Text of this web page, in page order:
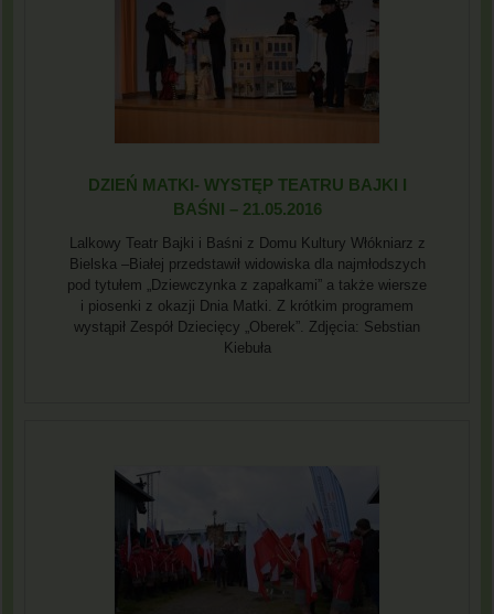
DZIEŃ MATKI- WYSTĘP TEATRU BAJKI I
BAŚNI – 21.05.2016
Lalkowy Teatr Bajki i Baśni z Domu Kultury Włókniarz z
Bielska –Białej przedstawił widowiska dla najmłodszych
pod tytułem „Dziewczynka z zapałkami” a także wiersze
i piosenki z okazji Dnia Matki. Z krótkim programem
wystąpił Zespół Dziecięcy „Oberek”. Zdjęcia: Sebstian
Kiebuła